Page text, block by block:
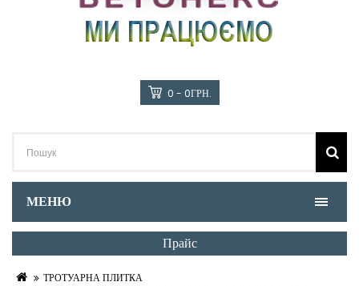
0 - 0ГРН.
МЕНЮ
Прайс
ТРОТУАРНА ПЛИТКА